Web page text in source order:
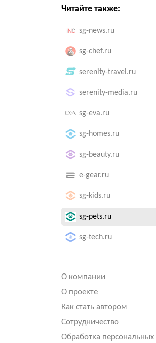
Читайте также:
sg-news.ru
sg-chef.ru
serenity-travel.ru
serenity-media.ru
sg-eva.ru
sg-homes.ru
sg-beauty.ru
e-gear.ru
sg-kids.ru
sg-pets.ru
sg-tech.ru
О компании
О проекте
Как стать автором
Сотрудничество
Обработка персональных